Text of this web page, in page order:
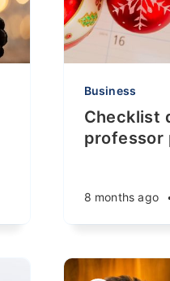
Business
Checklist
professor
8 months ago